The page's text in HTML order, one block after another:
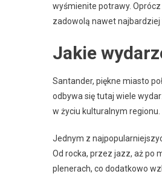
wyśmienite potrawy.
zadowolą nawet
Jakie
Santander, piękne miasto
odbywa się tutaj wiele
w życiu kulturalnym regionu.
Jednym z
Od rocka, przez jazz, aż po
plenerach, co dodatkowo